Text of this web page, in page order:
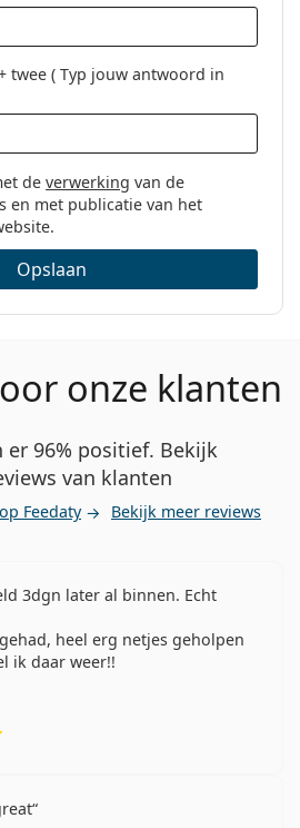
twee ( Typ jouw antwoord in
deverwerking van de
en met publicatie van het
Opslaan
onze klanten
er 96% positief. Bekijk
van klanten
Feedaty Bekijk meer reviews
3dgn later al binnen. Echt
heel erg netjes geholpen
ik daar weer!!